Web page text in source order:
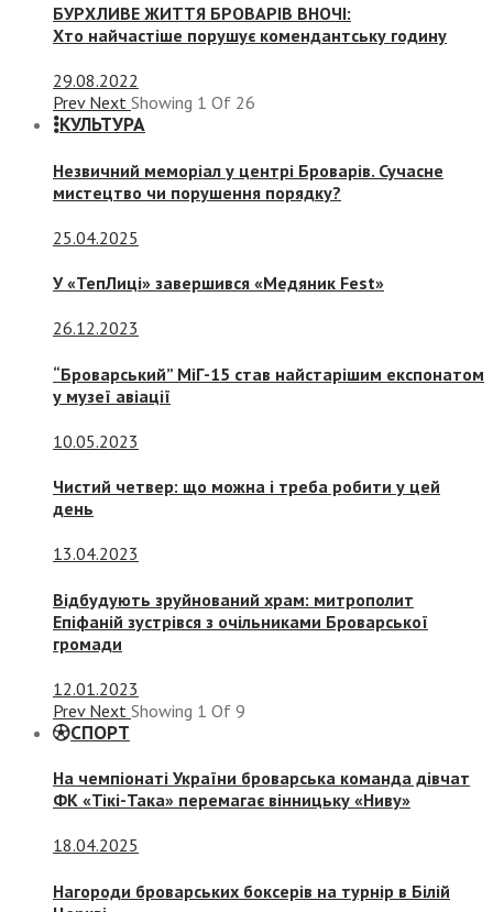
БУРХЛИВЕ ЖИТТЯ БРОВАРІВ ВНОЧІ:
Хто найчастіше порушує комендантську годину
29.08.2022
Prev Next Showing 1 Of 26
КУЛЬТУРА
Незвичний меморіал у центрі Броварів. Сучасне
мистецтво чи порушення порядку?
25.04.2025
У «ТепЛиці» завершився «Медяник Fest»
26.12.2023
“Броварський” МіГ-15 став найстарішим експонатом
у музеї авіації
10.05.2023
Чистий четвер: що можна і треба робити у цей
день
13.04.2023
Відбудують зруйнований храм: митрополит
Епіфаній зустрівся з очільниками Броварської
громади
12.01.2023
Prev Next Showing 1 Of 9
СПОРТ
На чемпіонаті України броварська команда дівчат
ФК «Тікі-Така» перемагає вінницьку «Ниву»
18.04.2025
Нагороди броварських боксерів на турнір в Білій